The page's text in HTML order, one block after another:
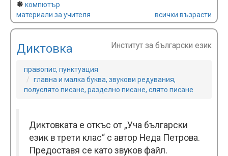
компютър
материали за учителя
всички възрасти
Диктовка Институт за български език
правопис, пунктуация
главна и малка буква, звукови редувания,
полуслято писане, разделно писане, слято писане
Диктовката е откъс от „Уча български
език в трети клас“ с автор Неда Петрова.
Предоставя се като звуков файл.